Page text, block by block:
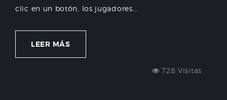
clic en un botón, los jugadores...
LEER MÁS
728 Visitas